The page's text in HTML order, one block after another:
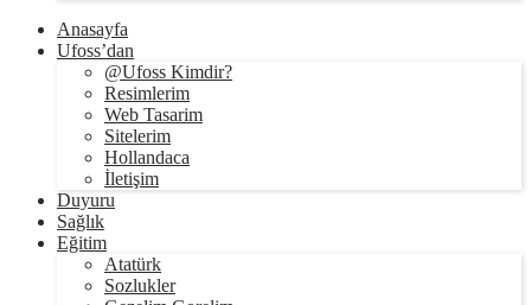
Anasayfa
Ufoss’dan
@Ufoss Kimdir?
Resimlerim
Web Tasarim
Sitelerim
Hollandaca
İletişim
Duyuru
Sağlık
Eğitim
Atatürk
Sozlukler